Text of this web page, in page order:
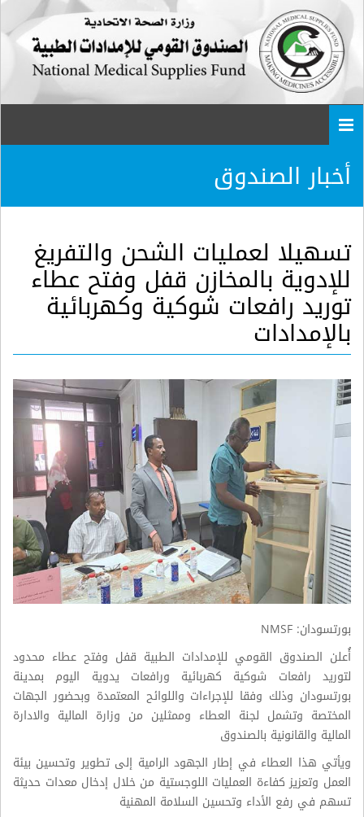
أخبار الصندوق
تسهيلا لعمليات الشحن والتفريغ
للإدوية بالمخازن قفل وفتح عطاء
توريد رافعات شوكية وكهربائية
بالإمدادات
بورتسودان: NMSF
أُعلن الصندوق القومي للإمدادات الطبية قفل وفتح عطاء محدود
لتوريد رافعات شوكية كهربائية ورافعات يدوية اليوم بمدينة
بورتسودان وذلك وفقا للإجراءات واللوائح المعتمدة وبحضور الجهات
المختصة وتشمل لجنة العطاء وممثلين من وزارة المالية والادارة
المالية والقانونية بالصندوق
ويأتي هذا العطاء في إطار الجهود الرامية إلى تطوير وتحسين بيئة
العمل وتعزيز كفاءة العمليات اللوجستية من خلال إدخال معدات حديثة
تسهم في رفع الأداء وتحسين السلامة المهنية